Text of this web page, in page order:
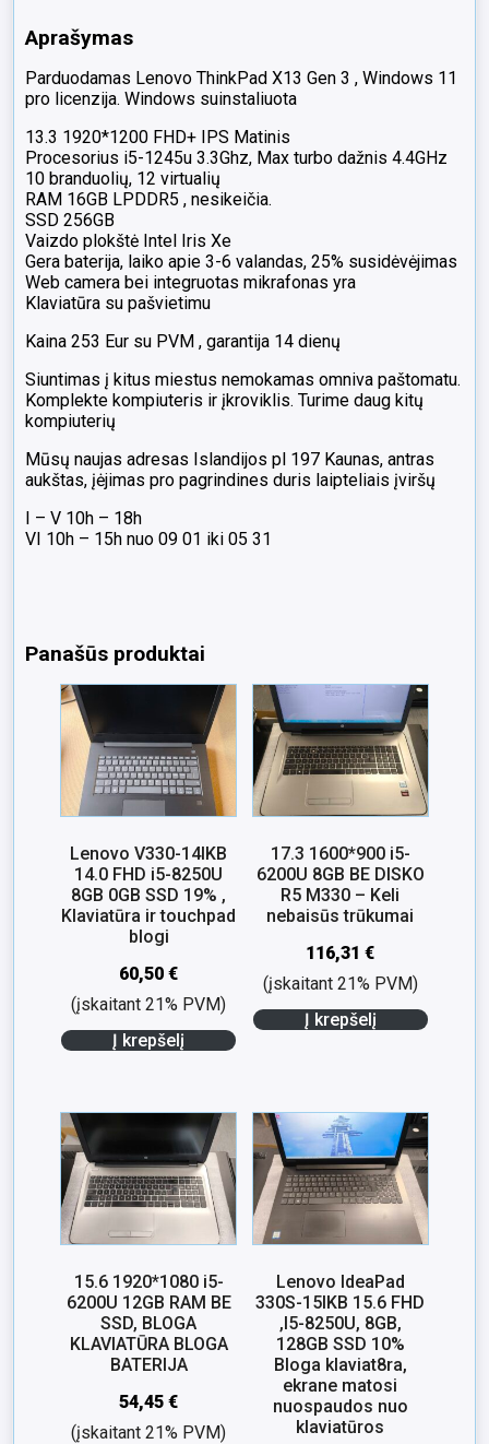
256gb
10%
Dužęs
Aprašymas
Parduodamas Lenovo ThinkPad X13 Gen 3 , Windows 11
pro licenzija. Windows suinstaliuota
13.3 1920*1200 FHD+ IPS Matinis
Procesorius i5-1245u 3.3Ghz, Max turbo dažnis 4.4GHz
10 branduolių, 12 virtualių
RAM 16GB LPDDR5 , nesikeičia.
SSD 256GB
Vaizdo plokštė Intel Iris Xe
Gera baterija, laiko apie 3-6 valandas, 25% susidėvėjimas
Web camera bei integruotas mikrafonas yra
Klaviatūra su pašvietimu
Kaina 253 Eur su PVM , garantija 14 dienų
Siuntimas į kitus miestus nemokamas omniva paštomatu.
Komplekte kompiuteris ir įkroviklis. Turime daug kitų
kompiuterių
Mūsų naujas adresas Islandijos pl 197 Kaunas, antras
aukštas, įėjimas pro pagrindines duris laipteliais įviršų
I – V 10h – 18h
VI 10h – 15h nuo 09 01 iki 05 31
Panašūs produktai
Lenovo V330-14IKB
14.0 FHD i5-8250U
8GB 0GB SSD 19% ,
Klaviatūra ir touchpad
blogi
60,50€
(įskaitant 21% PVM)
Į krepšelį
17.3 1600*900 i5-
6200U 8GB BE DISKO
R5 M330 – Keli
nebaisūs trūkumai
116,31€
(įskaitant 21% PVM)
Į krepšelį
15.6 1920*1080 i5-
6200U 12GB RAM BE
SSD, BLOGA
KLAVIATŪRA BLOGA
BATERIJA
54,45€
(įskaitant 21% PVM)
Lenovo IdeaPad
330S-15IKB 15.6 FHD
,I5-8250U, 8GB,
128GB SSD 10%
Bloga klaviat8ra,
ekrane matosi
nuospaudos nuo
klaviatūros